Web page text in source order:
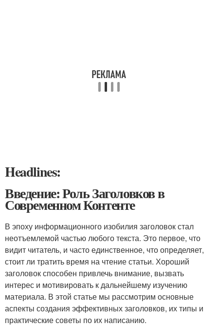
Headlines:
Введение: Роль Заголовков в
Современном Контенте
В эпоху информационного изобилия заголовок стал
неотъемлемой частью любого текста. Это первое, что
видит читатель, и часто единственное, что определяет,
стоит ли тратить время на чтение статьи. Хороший
заголовок способен привлечь внимание, вызвать
интерес и мотивировать к дальнейшему изучению
материала. В этой статье мы рассмотрим основные
аспекты создания эффективных заголовков, их типы и
практические советы по их написанию.